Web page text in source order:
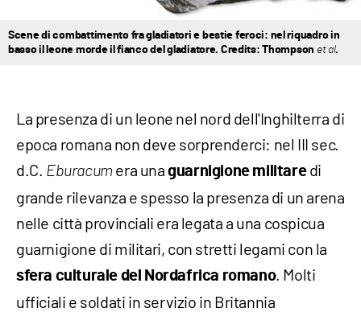
Scene di combattimento fra gladiatori e bestie feroci: nel riquadro in
basso il leone morde il fianco del gladiatore. Credits: Thompson et al.
La presenza di un leone nel nord dell'Inghilterra di
epoca romana non deve sorprenderci: nel III sec.
d.C. Eburacum era unaguarnigione militaredi
grande rilevanza e spesso la presenza di un arena
nelle città provinciali era legata a una cospicua
guarnigione di militari, con stretti legami con la
sfera culturale del Nordafrica romano. Molti
ufficiali e soldati in servizio in Britannia